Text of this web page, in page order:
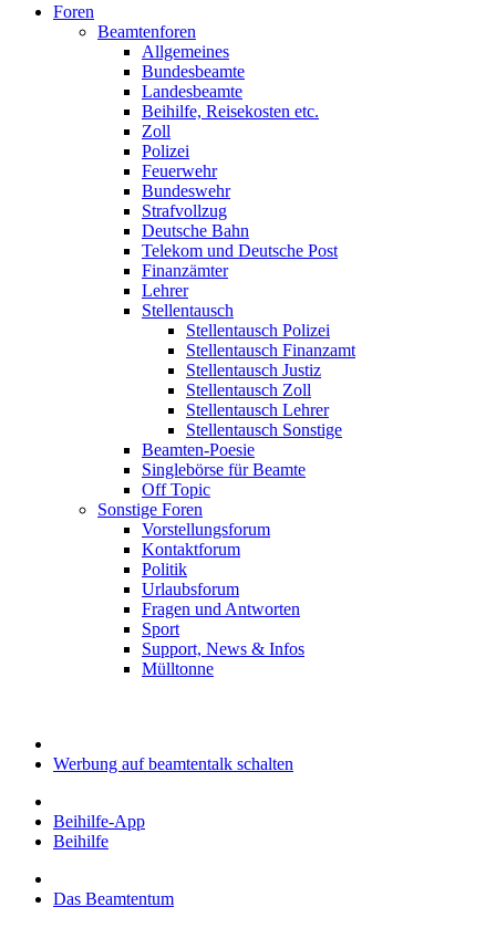
Foren
Beamtenforen
Allgemeines
Bundesbeamte
Landesbeamte
Beihilfe, Reisekosten etc.
Zoll
Polizei
Feuerwehr
Bundeswehr
Strafvollzug
Deutsche Bahn
Telekom und Deutsche Post
Finanzämter
Lehrer
Stellentausch
Stellentausch Polizei
Stellentausch Finanzamt
Stellentausch Justiz
Stellentausch Zoll
Stellentausch Lehrer
Stellentausch Sonstige
Beamten-Poesie
Singlebörse für Beamte
Off Topic
Sonstige Foren
Vorstellungsforum
Kontaktforum
Politik
Urlaubsforum
Fragen und Antworten
Sport
Support, News & Infos
Mülltonne
Werbung auf beamtentalk schalten
Beihilfe-App
Beihilfe
Das Beamtentum